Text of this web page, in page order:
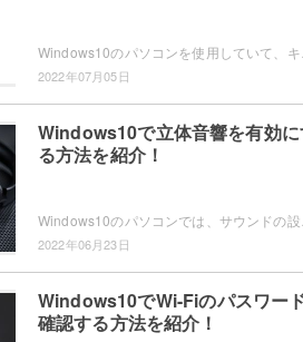
2022年07月05日
Windows10で立体音響を有効
る方法を紹介！
2022年06月23日
Windows10でWi-Fiのパスワー
確認する方法を紹介！